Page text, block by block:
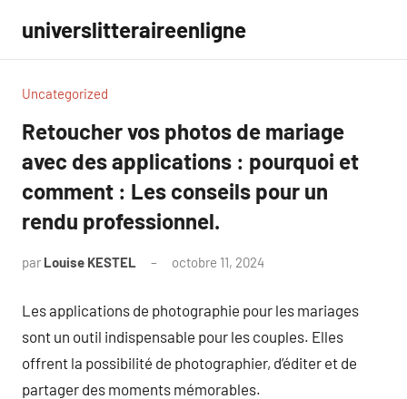
contenu
universlitteraireenligne
Uncategorized
Retoucher vos photos de mariage
avec des applications : pourquoi et
comment : Les conseils pour un
rendu professionnel.
par Louise KESTEL octobre 11, 2024
Les applications de photographie pour les mariages
sont un outil indispensable pour les couples. Elles
offrent la possibilité de photographier, d’éditer et de
partager des moments mémorables.